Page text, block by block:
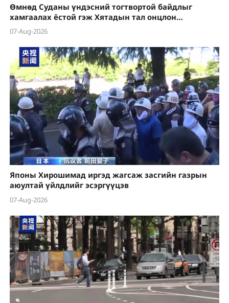
Өмнөд Суданы үндэсний тогтвортой байдлыг
хамгаалах ёстой гэж Хятадын тал онцлон
тэмдэглэв
07-Aug-2026
Японы Хирошимад иргэд жагсаж засгийн газрын
аюултай үйлдлийг эсэргүүцэв
07-Aug-2026